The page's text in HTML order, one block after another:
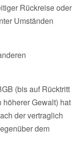
Rückreise oder
Umständen
(bis auf Rücktritt
Gewalt) hat
der vertraglich
dem